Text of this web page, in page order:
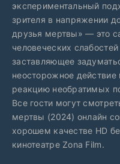
экспериментальный
зрителя в напряжении
друзья мертвы» — это
человеческих
заставляющее
неосторожное
реакцию необратимых
Все гости могут
мертвы (2024) онлайн
хорошем качестве HD
кинотеатре Zona Film.